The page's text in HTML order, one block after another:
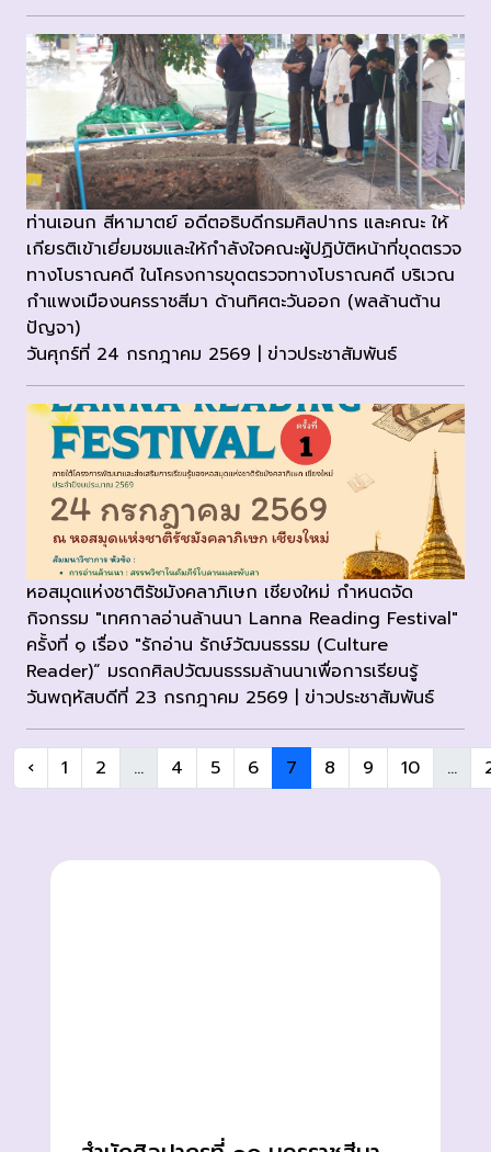
ท่านเอนก สีหามาตย์ อดีตอธิบดีกรมศิลปากร และคณะ ให้
เกียรติเข้าเยี่ยมชมและให้กำลังใจคณะผู้ปฏิบัติหน้าที่ขุดตรวจ
ทางโบราณคดี ในโครงการขุดตรวจทางโบราณคดี บริเวณ
กำแพงเมืองนครราชสีมา ด้านทิศตะวันออก (พลล้านต้าน
ปัญจา)
วันศุกร์ที่ 24 กรกฎาคม 2569 | ข่าวประชาสัมพันธ์
หอสมุดแห่งชาติรัชมังคลาภิเษก เชียงใหม่ กำหนดจัด
กิจกรรม "เทศกาลอ่านล้านนา Lanna Reading Festival"
ครั้งที่ ๑ เรื่อง "รักอ่าน รักษ์วัฒนธรรม (Culture
Reader)“ มรดกศิลปวัฒนธรรมล้านนาเพื่อการเรียนรู้
วันพฤหัสบดีที่ 23 กรกฎาคม 2569 | ข่าวประชาสัมพันธ์
‹ 1 2 ... 4 5 6 7 8 9 10 ...